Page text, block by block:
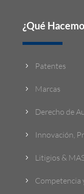
¿Qué
5 Patentes
5 Marcas
5 Derecho de
5 Innovación,
5 Litigios &
5 Competencia